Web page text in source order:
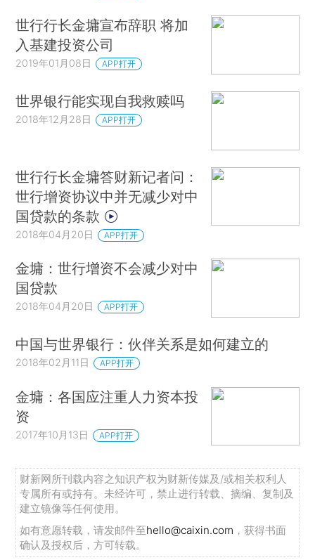
世行行长金墉宣布辞职 将加
入基建投资公司
2019年01月08日 APP打开
世界银行能实现自我救赎吗
2018年12月28日 APP打开
世行行长金墉答财新记者问：
世行增资协议中并无减少对中
国贷款的条款
2018年04月20日 APP打开
金墉：世行增资不会减少对中
国贷款
2018年04月20日 APP打开
中国与世界银行：伙伴关系是如何建立的
2018年02月11日 APP打开
金墉：各国应注重人力资本投
资
2017年10月13日 APP打开
财新网所刊载内容之知识产权为财新传媒及/或相关权利人
专属所有或持有。未经许可，禁止进行转载、摘编、复制及
建立镜像等任何使用。
如有意愿转载，请发邮件至hello@caixin.com ，获得书面
确认及授权后，方可转载。